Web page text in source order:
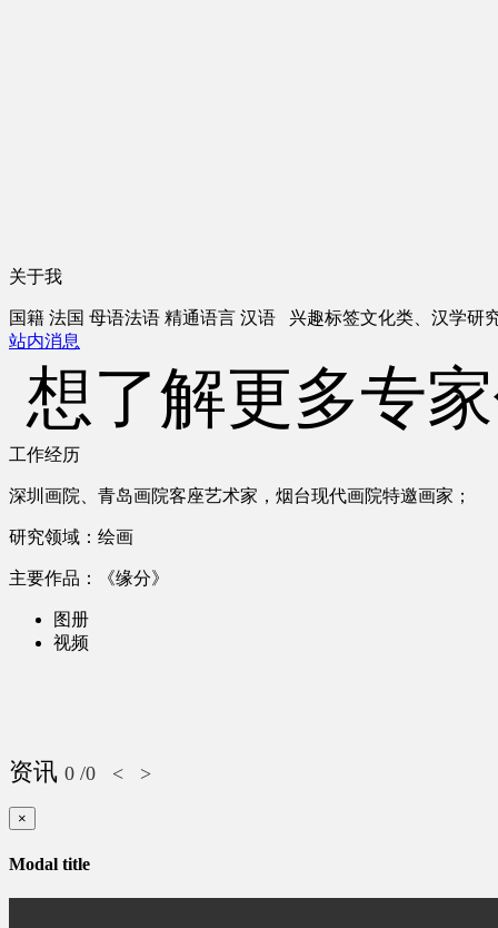
关于我
国籍 法国 母语法语 精通语言 汉语 兴趣标签文化类、汉学研
站内消息
想了解更多专
工作经历
深圳画院、青岛画院客座艺术家，烟台现代画院特邀画家；
研究领域：绘画
主要作品：《缘分》
图册
视频
资讯 0 /0 < >
×
Modal title